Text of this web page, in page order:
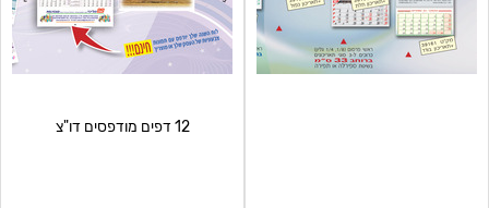
12 דפים מודפסים דו"צ